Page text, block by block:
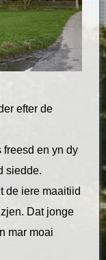
efter de
freesd en yn dy
siedde.
de iere maaitiid
Dat jonge
mar moai